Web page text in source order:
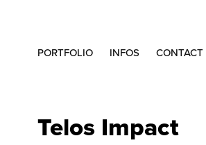
PORTFOLIO INFOS CONTACT
Telos Impact